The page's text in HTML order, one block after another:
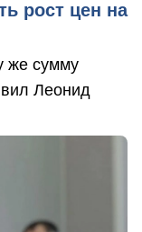
рост цен на
же сумму
Леонид